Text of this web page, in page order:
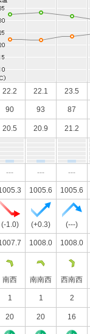
22.2 22.1 23.5
90 93 87
20.5 20.9 21.2
--- --- ---
1005.6 1005.6
(-1.0) (+0.3) (---)
1008.0 1008.0
南西 南南西 西南西
1 1 2
20 20 16